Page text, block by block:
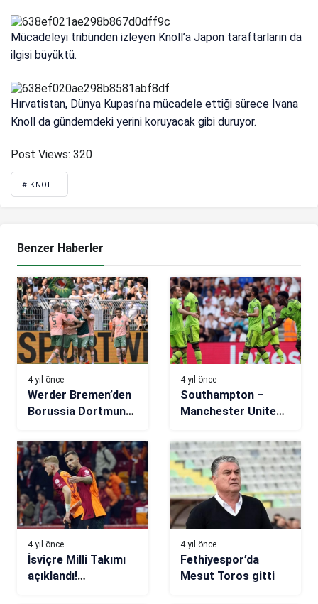
Mücadeleyi tribünden izleyen Knoll’a Japon taraftarların da
ilgisi büyüktü.
Hırvatistan, Dünya Kupası’na mücadele ettiği sürece Ivana
Knoll da gündemdeki yerini koruyacak gibi duruyor.
Post Views: 320
# KNOLL
Benzer Haberler
4 yıl önce
Werder Bremen’den
Borussia Dortmund
mucizevi geri dönüş:
3-2
4 yıl önce
Southampton –
Manchester United
4 yıl önce
İsviçre Milli Takımı
açıklandı!
4 yıl önce
Fethiyespor’da
Mesut Toros gitti